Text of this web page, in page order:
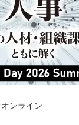
ンライン